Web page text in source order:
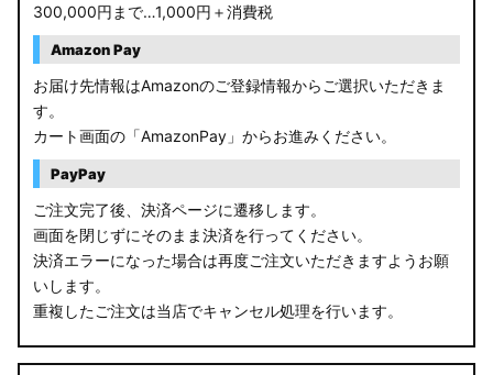
300,000円まで…1,000円＋消費税
Amazon Pay
お届け先情報はAmazonのご登録情報からご選択いただきま
す。
カート画面の「AmazonPay」からお進みください。
PayPay
ご注文完了後、決済ページに遷移します。
画面を閉じずにそのまま決済を行ってください。
決済エラーになった場合は再度ご注文いただきますようお願
いします。
重複したご注文は当店でキャンセル処理を行います。